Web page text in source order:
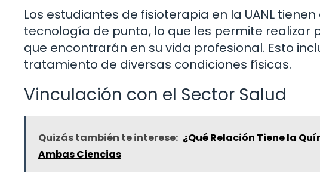
Los estudiantes de fisioterapia en la UANL
tecnología de punta, lo que les permite realizar
que encontrarán en su vida profesional. Esto
tratamiento de diversas condiciones físicas.
Vinculación con el Sector Salud
Quizás también te interese: ¿Qué Relación Tiene la
Ambas Ciencias